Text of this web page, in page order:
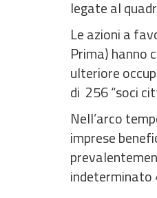
legate al
Le azioni a
Prima) hanno
ulteriore
di 256 “soci
Nell’arco
imprese